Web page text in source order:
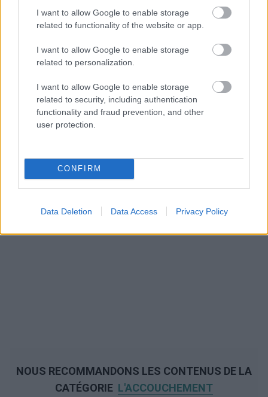
I want to allow Google to enable storage
related to functionality of the website or app.
I want to allow Google to enable storage
related to personalization.
I want to allow Google to enable storage
related to security, including authentication
functionality and fraud prevention, and other
user protection.
CONFIRM
Data Deletion Data Access Privacy Policy
NOUS RECOMMANDONS LES CONTENUS DE LA
CATÉGORIE L'ACCOUCHEMENT